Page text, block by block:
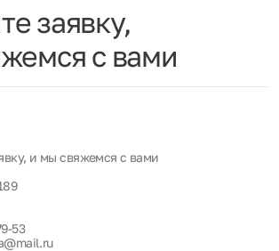
заявку,
с вами
и мы свяжемся с вами
53